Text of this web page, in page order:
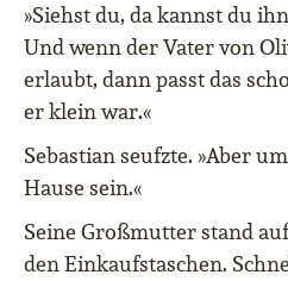
»Siehst du, da kannst du
Und wenn der Vater von
erlaubt, dann passt das
er klein war.«
Sebastian seufzte. »Aber
Hause sein.«
Seine Großmutter stand
den Einkaufstaschen.